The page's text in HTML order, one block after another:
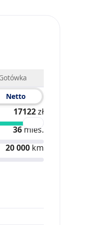
Netto
17122zł
36 mies.
20 000 km